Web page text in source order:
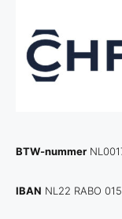
BTW-nummer
IBAN NL22 RABO